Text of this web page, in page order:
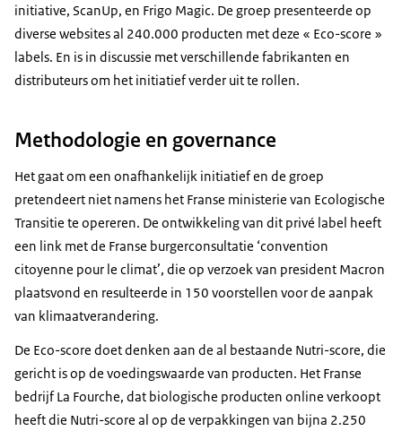
initiative, ScanUp, en Frigo Magic. De groep presenteerde op
diverse websites al 240.000 producten met deze « Eco-score »
labels. En is in discussie met verschillende fabrikanten en
distributeurs om het initiatief verder uit te rollen.
Methodologie en governance
Het gaat om een onafhankelijk initiatief en de groep
pretendeert niet namens het Franse ministerie van Ecologische
Transitie te opereren. De ontwikkeling van dit privé label heeft
een link met de Franse burgerconsultatie ‘convention
citoyenne pour le climat’, die op verzoek van president Macron
plaatsvond en resulteerde in 150 voorstellen voor de aanpak
van klimaatverandering.
De Eco-score doet denken aan de al bestaande Nutri-score, die
gericht is op de voedingswaarde van producten. Het Franse
bedrijf La Fourche, dat biologische producten online verkoopt
heeft die Nutri-score al op de verpakkingen van bijna 2.250